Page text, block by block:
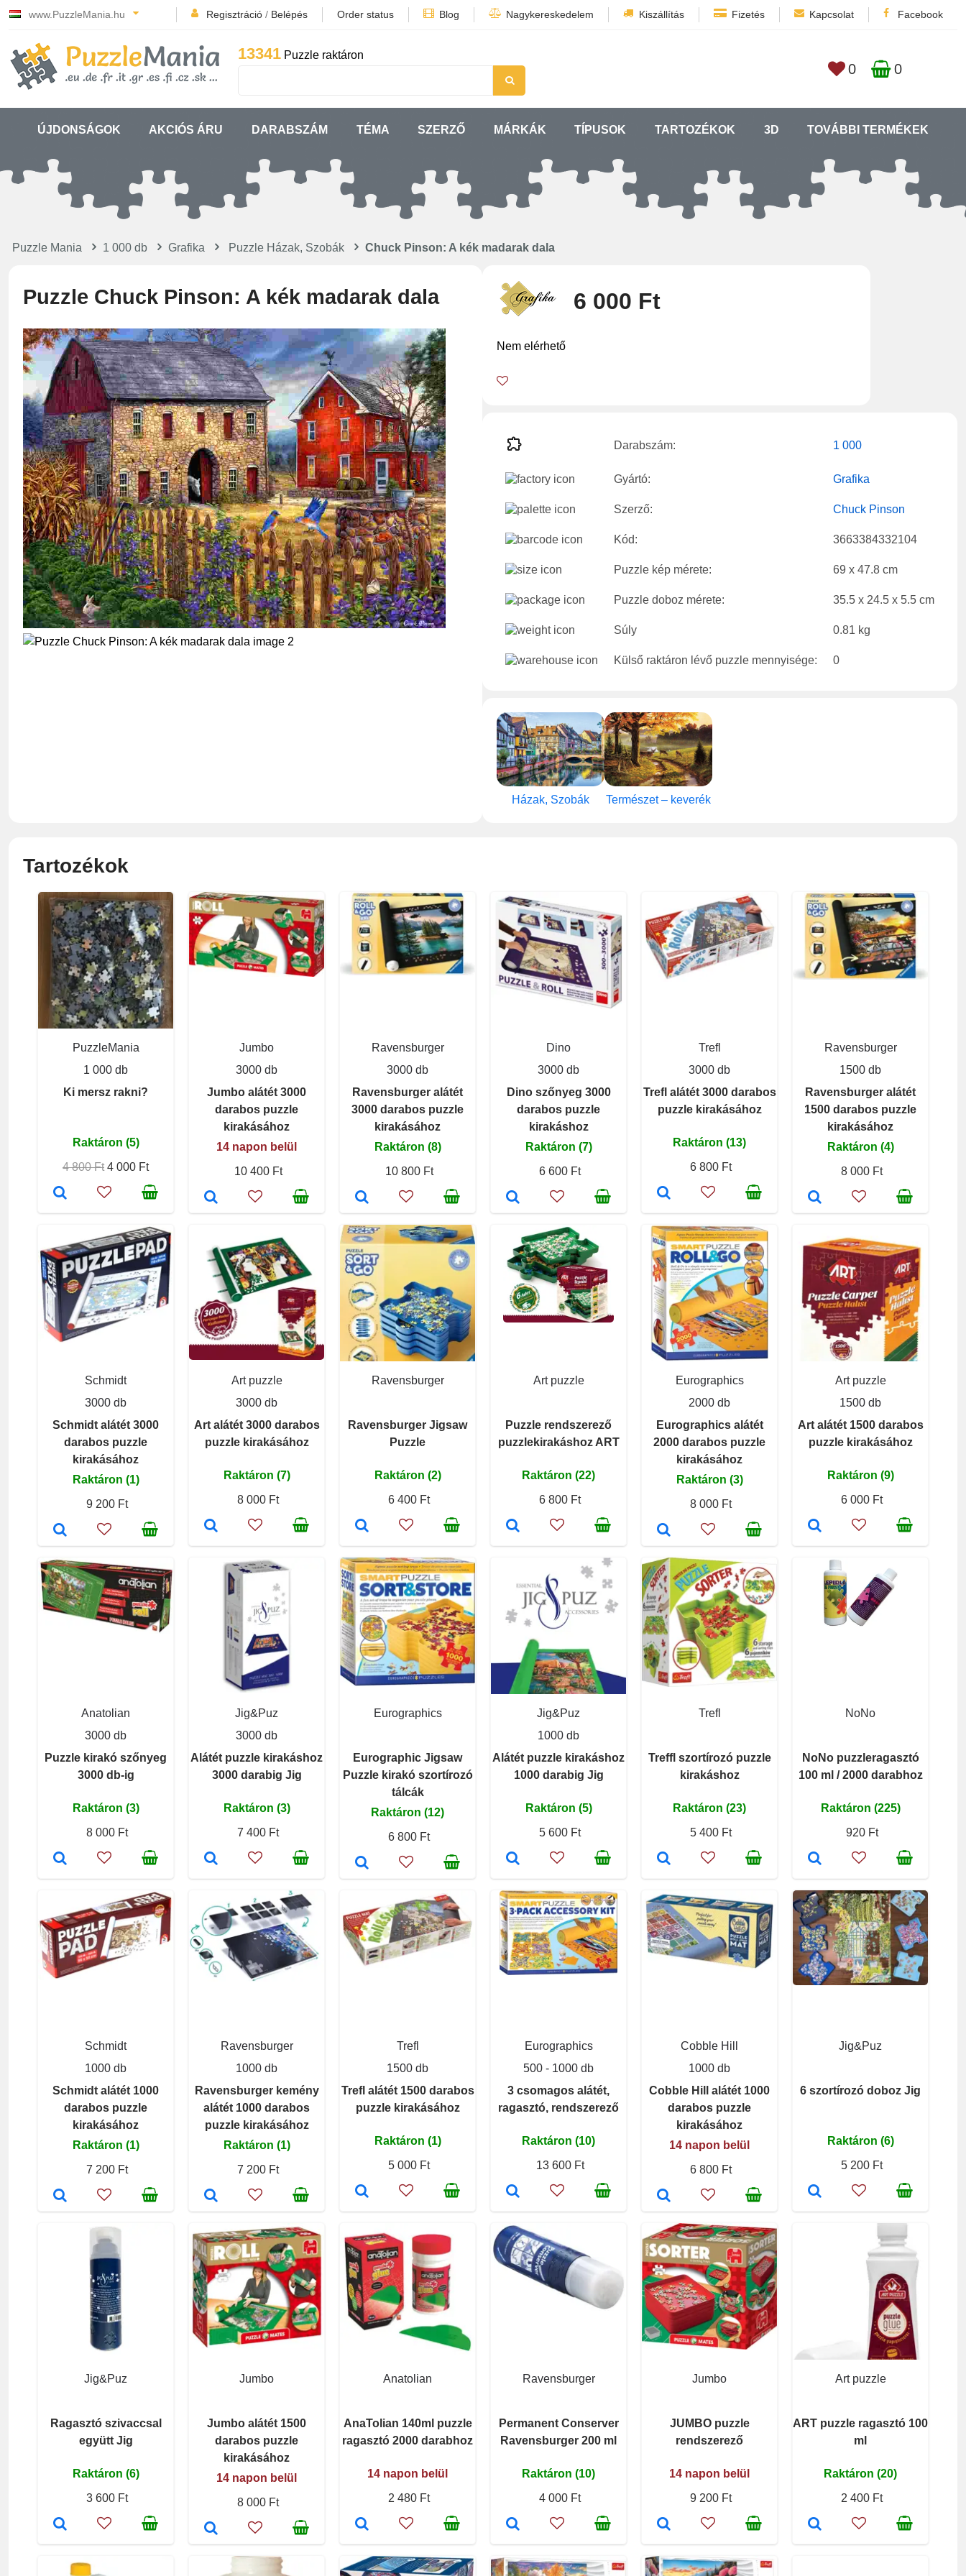
www.PuzzleMania.hu Regisztráció / Belépés Order status Blog Nagykereskedelem Kiszállítás Fizetés Kapcsolat Facebook
13341 Puzzle raktáron
0 0
ÚJDONSÁGOK AKCIÓS ÁRU DARABSZÁM TÉMA SZERZŐ MÁRKÁK TÍPUSOK TARTOZÉKOK 3D TOVÁBBI TERMÉKEK
Puzzle Mania 1 000 db Grafika Puzzle Házak, Szobák Chuck Pinson: A kék madarak dala
Puzzle Chuck Pinson: A kék madarak dala 6 000 Ft
Nem elérhető
Darabszám: 1 000
Gyártó: Grafika
Szerző: Chuck Pinson
Kód: 3663384332104
Puzzle kép mérete: 69 x 47.8 cm
Puzzle doboz mérete: 35.5 x 24.5 x 5.5 cm
Súly 0.81 kg
Külső raktáron lévő puzzle mennyisége: 0
Házak, Szobák Természet – keverék
Tartozékok
PuzzleMania
1 000 db
Ki mersz rakni?
Raktáron (5)
4 800 Ft 4 000 Ft
Jumbo
3000 db
Jumbo alátét 3000
darabos puzzle
kirakásához
14 napon belül
10 400 Ft
Ravensburger
3000 db
Ravensburger alátét
3000 darabos puzzle
kirakásához
Raktáron (8)
10 800 Ft
Dino
3000 db
Dino szőnyeg 3000
darabos puzzle
kirakáshoz
Raktáron (7)
6 600 Ft
Trefl
3000 db
Trefl alátét 3000 darabos
puzzle kirakásához
Raktáron (13)
6 800 Ft
Ravensburger
1500 db
Ravensburger alátét
1500 darabos puzzle
kirakásához
Raktáron (4)
8 000 Ft
Schmidt
3000 db
Schmidt alátét 3000
darabos puzzle
kirakásához
Raktáron (1)
9 200 Ft
Art puzzle
3000 db
Art alátét 3000 darabos
puzzle kirakásához
Raktáron (7)
8 000 Ft
Ravensburger
Ravensburger Jigsaw
Puzzle
Raktáron (2)
6 400 Ft
Art puzzle
Puzzle rendszerező
puzzlekirakáshoz ART
Raktáron (22)
6 800 Ft
Eurographics
2000 db
Eurographics alátét
2000 darabos puzzle
kirakásához
Raktáron (3)
8 000 Ft
Art puzzle
1500 db
Art alátét 1500 darabos
puzzle kirakásához
Raktáron (9)
6 000 Ft
Anatolian
3000 db
Puzzle kirakó szőnyeg
3000 db-ig
Raktáron (3)
8 000 Ft
Jig&Puz
3000 db
Alátét puzzle kirakáshoz
3000 darabig Jig
Raktáron (3)
7 400 Ft
Eurographics
Eurographic Jigsaw
Puzzle kirakó szortírozó
tálcák
Raktáron (12)
6 800 Ft
Jig&Puz
1000 db
Alátét puzzle kirakáshoz
1000 darabig Jig
Raktáron (5)
5 600 Ft
Trefl
Treffl szortírozó puzzle
kirakáshoz
Raktáron (23)
5 400 Ft
NoNo
NoNo puzzleragasztó
100 ml / 2000 darabhoz
Raktáron (225)
920 Ft
Schmidt
1000 db
Schmidt alátét 1000
darabos puzzle
kirakásához
Raktáron (1)
7 200 Ft
Ravensburger
1000 db
Ravensburger kemény
alátét 1000 darabos
puzzle kirakásához
Raktáron (1)
7 200 Ft
Trefl
1500 db
Trefl alátét 1500 darabos
puzzle kirakásához
Raktáron (1)
5 000 Ft
Eurographics
500 - 1000 db
3 csomagos alátét,
ragasztó, rendszerező
Raktáron (10)
13 600 Ft
Cobble Hill
1000 db
Cobble Hill alátét 1000
darabos puzzle
kirakásához
14 napon belül
6 800 Ft
Jig&Puz
6 szortírozó doboz Jig
Raktáron (6)
5 200 Ft
Jig&Puz
Ragasztó szivaccsal
együtt Jig
Raktáron (6)
3 600 Ft
Jumbo
Jumbo alátét 1500
darabos puzzle
kirakásához
14 napon belül
8 000 Ft
Anatolian
AnaTolian 140ml puzzle
ragasztó 2000 darabhoz
14 napon belül
2 480 Ft
Ravensburger
Permanent Conserver
Ravensburger 200 ml
Raktáron (10)
4 000 Ft
Jumbo
JUMBO puzzle
rendszerező
14 napon belül
9 200 Ft
Art puzzle
ART puzzle ragasztó 100
ml
Raktáron (20)
2 400 Ft